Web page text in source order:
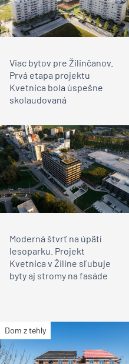
Viac bytov pre Žilinčanov.
Prvá etapa projektu
Kvetnica bola úspešne
skolaudovaná
Moderná štvrť na úpätí
lesoparku. Projekt
Kvetnica v Žiline sľubuje
byty aj stromy na fasáde
Dom z tehly